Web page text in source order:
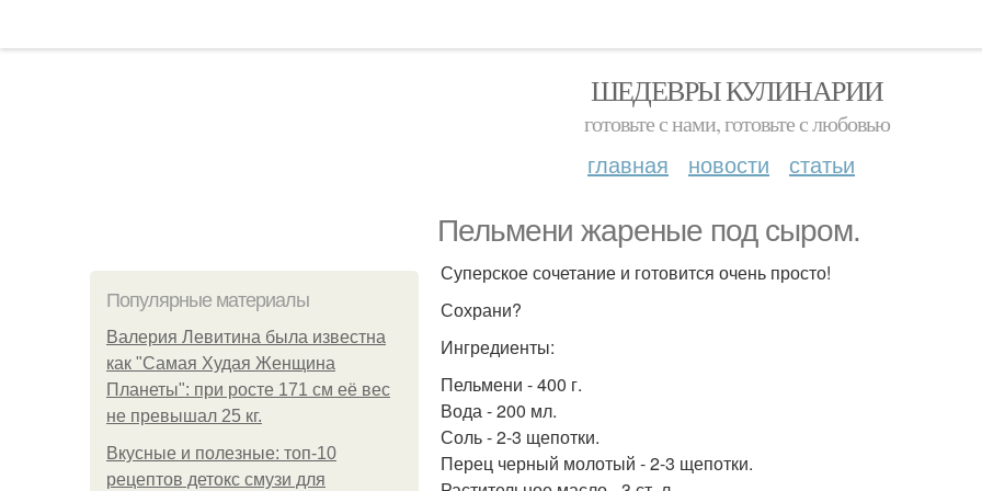
ШЕДЕВРЫ КУЛИНАРИИ
готовьте с нами, готовьте с любовью
главная новости статьи
Пельмени жареные под сыром.
Популярные материалы
Валерия Левитина была известна
как "Самая Худая Женщина
Планеты": при росте 171 см её вес
не превышал 25 кг.
Вкусные и полезные: топ-10
рецептов детокс смузи для
Суперское сочетание и готовится очень просто!
Сохрани?
Ингредиенты:
Пельмени - 400 г.
Вода - 200 мл.
Соль - 2-3 щепотки.
Перец черный молотый - 2-3 щепотки.